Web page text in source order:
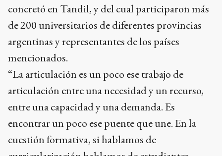
concretó en Tandil, y del cual participaron más
de 200 universitarios de diferentes provincias
argentinas y representantes de los países
mencionados.
“La articulación es un poco ese trabajo de
articulación entre una necesidad y un recurso,
entre una capacidad y una demanda. Es
encontrar un poco ese puente que une. En la
cuestión formativa, si hablamos de